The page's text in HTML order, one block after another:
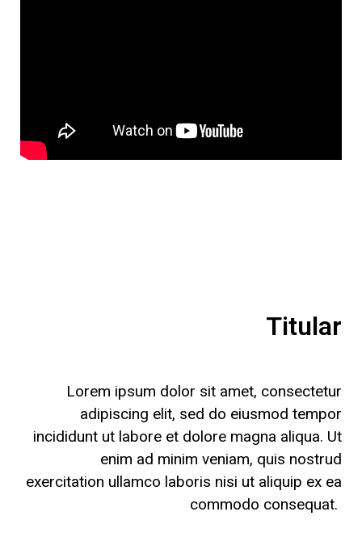
Titular
Lorem ipsum dolor sit amet, consectetur
adipiscing elit, sed do eiusmod tempor
incididunt ut labore et dolore magna aliqua. Ut
enim ad minim veniam, quis nostrud
exercitation ullamco laboris nisi ut aliquip ex ea
commodo consequat.